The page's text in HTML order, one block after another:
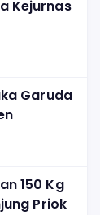
Kejurnas
Garuda
150 Kg
Priok